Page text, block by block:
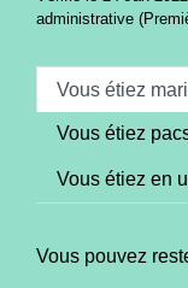
administrative
Vous étiez
Vous étiez
Vous étiez en
Vous pouvez